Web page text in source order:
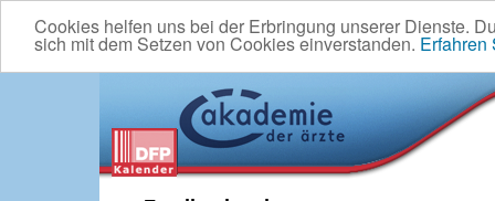
Cookies helfen uns bei der Erbringung unserer Dienste.
sich mit dem Setzen von Cookies einverstanden. Erfahren